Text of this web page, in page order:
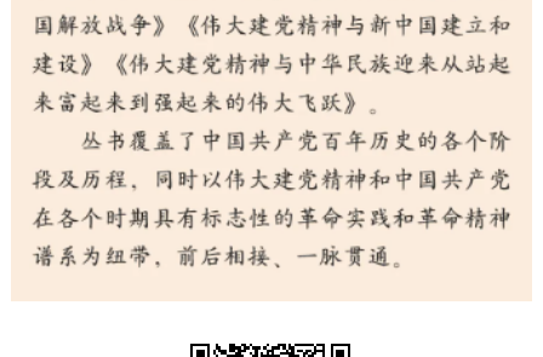
多語種
ENGLISH
DEUTSCH FRANÇAIS РУССКИЙ ЯЗЫК
ESPAÑOL العربية PORTUGUÊS